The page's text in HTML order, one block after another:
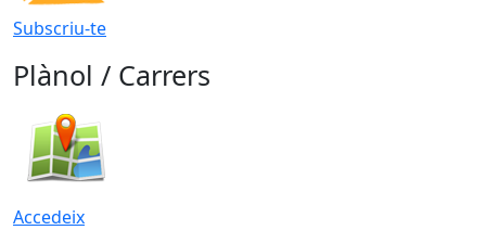
Subscriu-te
Plànol / Carrers
Accedeix